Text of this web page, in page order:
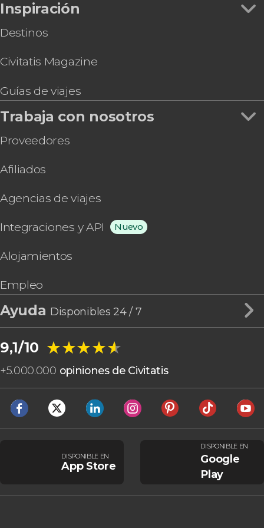
Inspiración
Destinos
Civitatis Magazine
Guías de viajes
Trabaja con nosotros
Proveedores
Afiliados
Agencias de viajes
Integraciones y API Nuevo
Alojamientos
Empleo
Ayuda Disponibles 24 / 7
9,1/10 ★★★★★
★★★★★
+5.000.000 opiniones de Civitatis
DISPONIBLE EN
App Store
DISPONIBLE EN
Google
Play